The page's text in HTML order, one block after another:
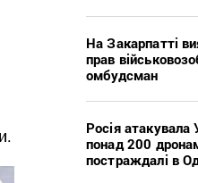
На Закарпатті
прав
омбудсман
Росія атакувала
понад 200
постраждалі в